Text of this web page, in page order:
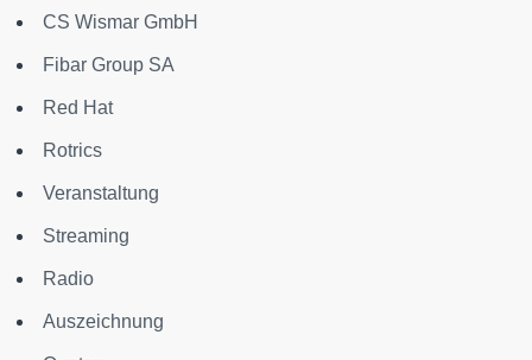
CS Wismar GmbH
Fibar Group SA
Red Hat
Rotrics
Veranstaltung
Streaming
Radio
Auszeichnung